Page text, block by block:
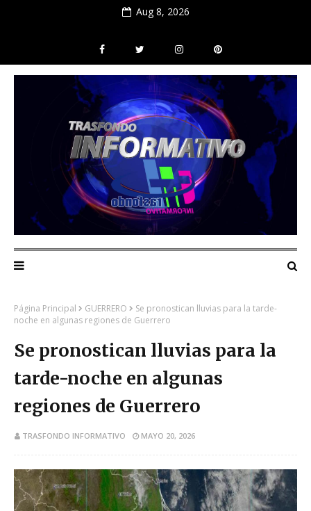
Aug 8, 2026
Página Principal GUERRERO
Se pronostican lluvias para la tarde-
noche en algunas regiones de Guerrero
Se pronostican lluvias para la
tarde-noche en algunas
regiones de Guerrero
TRASFONDO INFORMATIVO MAYO 20, 2026